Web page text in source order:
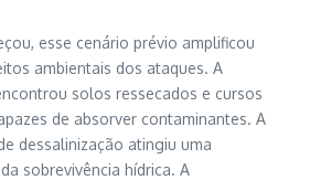
esse cenário prévio amplificou
ambientais dos ataques. A
solos ressecados e cursos
de absorver contaminantes. A
dessalinização atingiu uma
sobrevivência hídrica. A